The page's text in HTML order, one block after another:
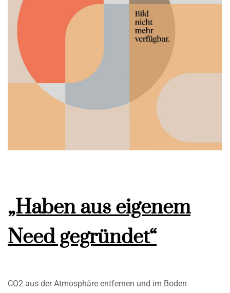
„Haben aus eigenem
Need gegründet“
CO2 aus der Atmosphäre entfernen und im Boden